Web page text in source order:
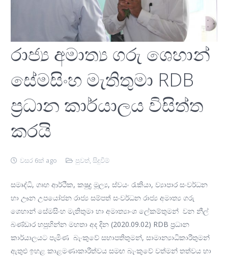
රාජ්‍ය අමාත්‍ය ගරු ශෙහාන්
සේමසිංහ මැතිතුමා RDB
ප්‍රධාන කාර්යාලය විසිත්ත
කරයි
වසර 6ක් ago පුවත්, සිදුවීම්
සමෘද්ධි, ගෘහ ආර්ථීක, ක‍ෂුද්‍ර මූල්‍ය, ස්වයං රැකියා, ව්‍යාපාර සංවර්ධන
හා ඌන උපයෝජන රාජ්‍ය සම්පත් සංවර්ධන රාජ්‍ය අමාත්‍ය ගරු
ශෙහාන් සේමසිංහ මැතිතුමා හා අමාත්‍යාංශ ලේකම්තුමන් වන නීල්
බණ්ඩාර හපුහින්න මහතා අද දින (2020.09.02) RDB ප්‍රධාන
කාර්යාලයට පැමිණ බැංකුවේ සභාපතිතුමන්, සාමාන්‍යාධිකාරීතුමන්
ඇතුළු ඉහළ කාළමණාකාරීත්වය සමඟ බැංකුවේ වත්මන් තත්වය හා